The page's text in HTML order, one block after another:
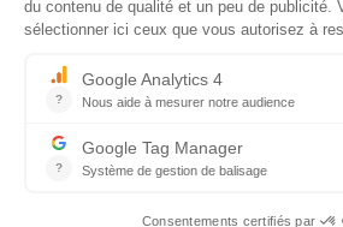
Copyright © 2026 | Tous droits réservés |
Politique de confidentialité|Plan du site